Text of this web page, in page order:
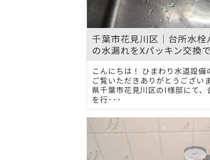
千葉市花見川区｜台所水栓
の水漏れをXパッキン交換
こんにちは！ ひまわり水道設備
ご覧いただきありがとうござい
県千葉市花見川区のI様邸にて、
を行･･･